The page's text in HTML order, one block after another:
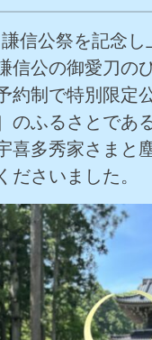
信公祭を記念し
信公の御愛刀の
約制で特別限定
のふるさとであ
喜多秀家さまと
ださいました。